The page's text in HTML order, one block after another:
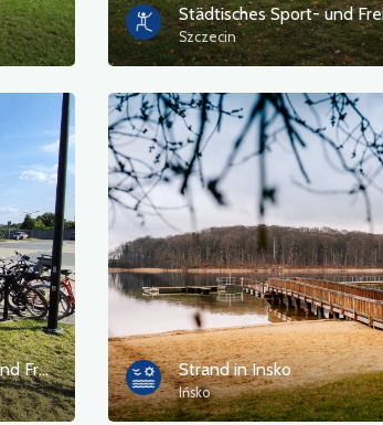
Szczecin
Städtisches Zentrum für Kultur, Sport und Freizeit in Przecław Strand in Insko
Ińsko